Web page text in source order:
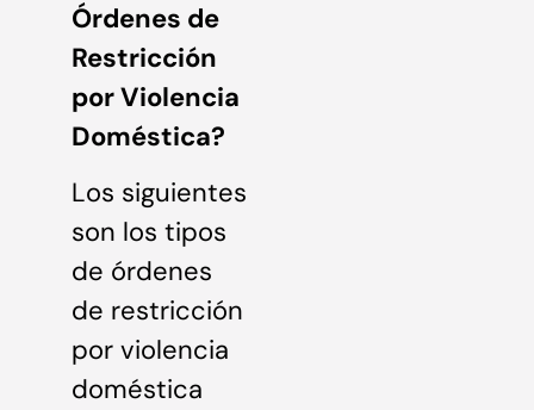
Órdenes de
Restricción
por Violencia
Doméstica?
Los siguientes
son los tipos
de órdenes
de restricción
por violencia
doméstica